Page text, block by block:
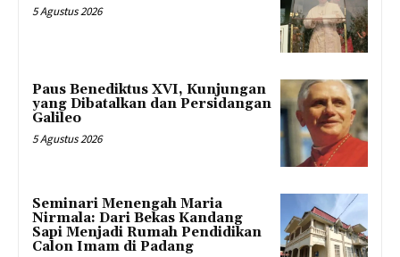
5 Agustus 2026
Paus Benediktus XVI, Kunjungan
yang Dibatalkan dan Persidangan
Galileo
5 Agustus 2026
Seminari Menengah Maria
Nirmala: Dari Bekas Kandang
Sapi Menjadi Rumah Pendidikan
Calon Imam di Padang